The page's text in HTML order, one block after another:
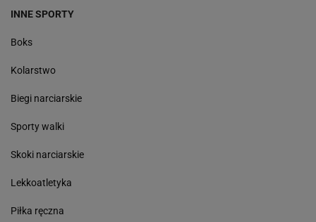
INNE SPORTY
Boks
Kolarstwo
Biegi narciarskie
Sporty walki
Skoki narciarskie
Lekkoatletyka
Piłka ręczna